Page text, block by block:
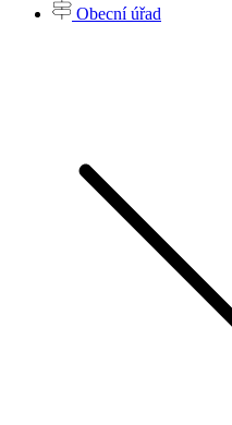
Obecní úřad